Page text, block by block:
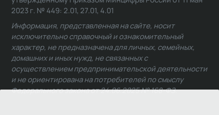
2023 г. № 449: 2.01, 27.01, 4.01
Информация, представленная на сайте, носит
исключительно справочный и ознакомительный
характер, не предназначена для личных, семейных,
домашних и иных нужд, не связанных с
осуществлением предпринимательской деятельности
и не ориентирована на потребителей по смыслу
Федерального закона от 24.06.2025 № 168-ФЗ.